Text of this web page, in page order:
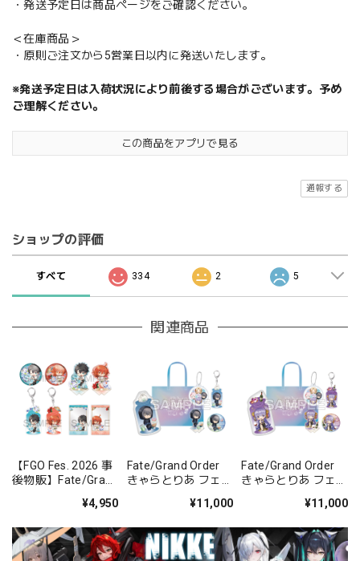
・発送予定日は商品ページをご確認ください。
＜在庫商品＞
・原則ご注文から5営業日以内に発送いたします。
※発送予定日は入荷状況により前後する場合がございます。予め
ご理解ください。
この商品をアプリで見る
通報する
ショップの評価
すべて 334 2 5
関連商品
【FGO Fes. 2026 事
後物販】Fate/Grand
サマストver. フェス
¥4,950
Fate/Grand Order
きゃらとりあ フェス
ー/オベロン〔不機
ン〕
¥11,000
Fate/Grand Order
きゃらとりあ フェス
サー/BBドバイ¥11,000